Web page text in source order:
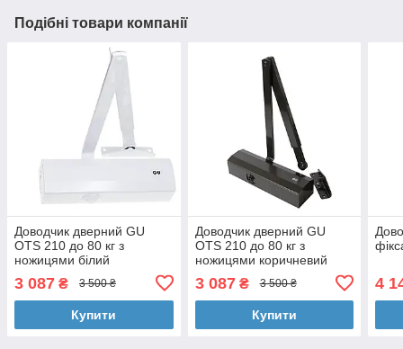
Подібні товари компанії
Доводчик дверний GU
OTS 210 до 80 кг з
ножицями білий
3 087 ₴ 3 500 ₴
Купити
Доводчик дверний GU
OTS 210 до 80 кг з
ножицями коричневий
3 087₴ 3 500 ₴
Купити
4